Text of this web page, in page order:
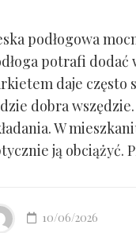
podłogowa
potrafi
daje często
dobra
W
ją obciążyć.
10/06/2026